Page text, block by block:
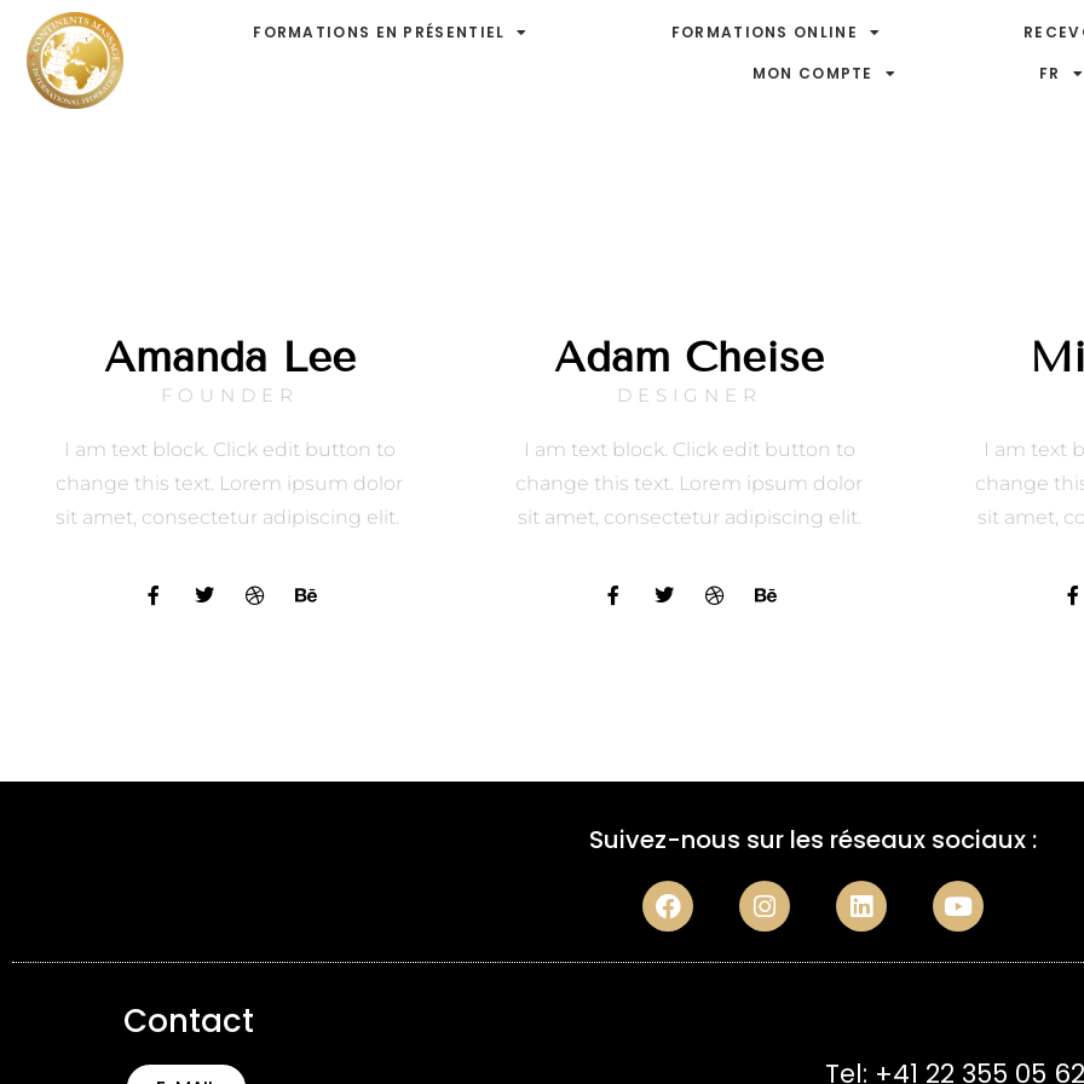
FORMATIONS EN PRÉSENTIEL FORMATIONS ONLINE
MON COMPTE
FR
Amanda Lee
FOUNDER
I am text block. Click edit button to
change this text. Lorem ipsum dolor
sit amet, consectetur adipiscing elit.
Adam Cheise
DESIGNER
I am text block. Click edit button to
change this text. Lorem ipsum dolor
sit amet, consectetur adipiscing elit.
I am text
change
sit amet,
Suivez-nous sur les réseaux sociaux :
Contact
Tel: +41 22 355 05 62